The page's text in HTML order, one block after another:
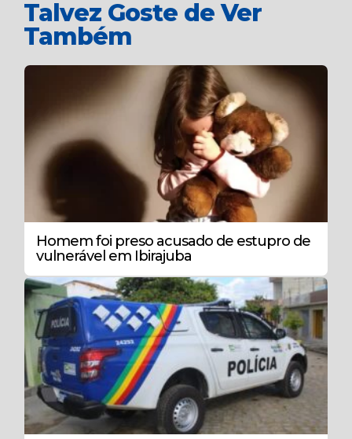
Talvez Goste de Ver
Também
Homem foi preso acusado de estupro de
vulnerável em Ibirajuba